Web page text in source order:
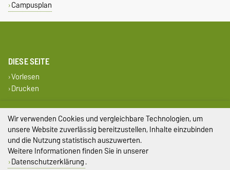
Campusplan
DIESE SEITE
Vorlesen
Drucken
Impressum
Datenschutz
Barrierefreiheit
Wir verwenden Cookies und vergleichbare Technologien, um
unsere Website zuverlässig bereitzustellen, Inhalte einzubinden
und die Nutzung statistisch auszuwerten.
Weitere Informationen finden Sie in unserer
Datenschutzerklärung.